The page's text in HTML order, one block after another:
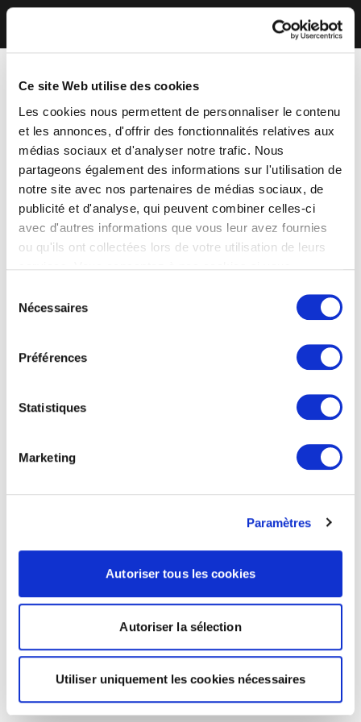
Ce site Web utilise des cookies
Les cookies nous permettent de personnaliser le contenu
et les annonces, d'offrir des fonctionnalités relatives aux
médias sociaux et d'analyser notre trafic. Nous
partageons également des informations sur l'utilisation de
notre site avec nos partenaires de médias sociaux, de
publicité et d'analyse, qui peuvent combiner celles-ci
avec d'autres informations que vous leur avez fournies
ou qu'ils ont collectées lors de votre utilisation de leurs
Nécessaires
Préférences
Statistiques
Marketing
Paramètres
Autoriser tous les cookies
Autoriser la sélection
Utiliser uniquement les cookies nécessaires